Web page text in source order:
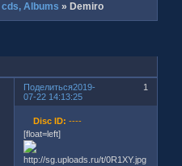
Albums » Demiro
Поделиться 1
2019-
07-22 14:13:25
Disc ID: ----
[float=left]